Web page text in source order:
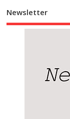
Newsletter